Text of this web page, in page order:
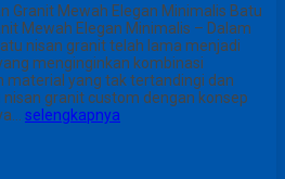
Granit Mewah Elegan Minimalis Batu
Mewah Elegan Minimalis – Dalam
nisan granit telah lama menjadi
menginginkan kombinasi
yang tak tertandingi dan
granit custom dengan konsep
selengkapnya